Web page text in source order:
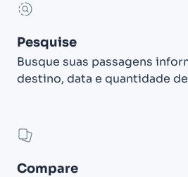
Pesquise
Busque suas passagens
destino, data e quantidade
Compare